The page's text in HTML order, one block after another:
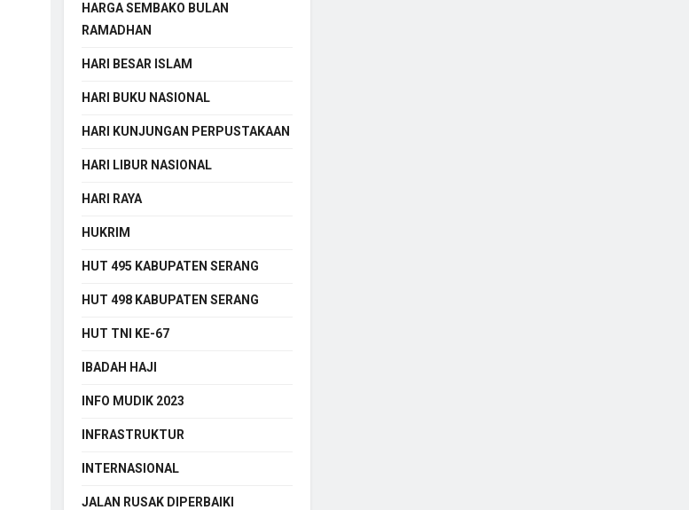
HARGA SEMBAKO BULAN
RAMADHAN
HARI BESAR ISLAM
HARI BUKU NASIONAL
HARI KUNJUNGAN PERPUSTAKAAN
HARI LIBUR NASIONAL
HARI RAYA
HUKRIM
HUT 495 KABUPATEN SERANG
HUT 498 KABUPATEN SERANG
HUT TNI KE-67
IBADAH HAJI
INFO MUDIK 2023
INFRASTRUKTUR
INTERNASIONAL
JALAN RUSAK DIPERBAIKI